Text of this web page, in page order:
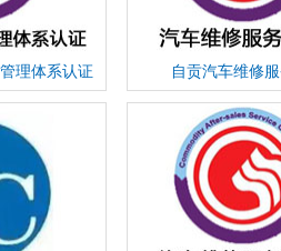
理体系认证 自贡汽车维修